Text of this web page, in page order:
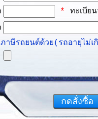
* ทะเบีย
าษีรถยนต์ด้วย(รถอายุไม่